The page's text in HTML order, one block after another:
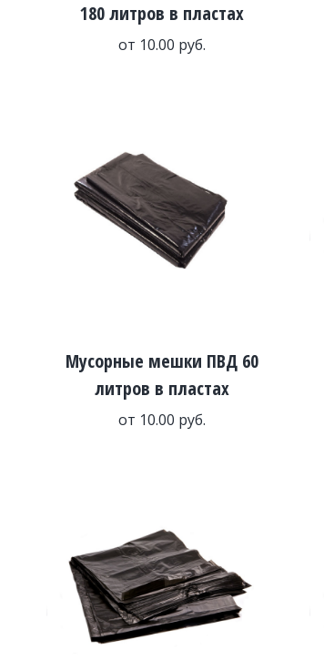
180 литров в пластах
от 10.00 руб.
Мусорные мешки ПВД 60
литров в пластах
от 10.00 руб.